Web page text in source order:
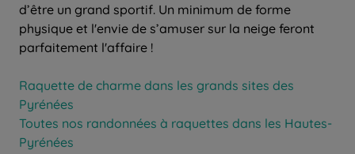
d’être un grand sportif. Un minimum de forme
physique et l'envie de s’amuser sur la neige feront
parfaitement l'affaire !
Raquette de charme dans les grands sites des
Pyrénées
Toutes nos randonnées à raquettes dans les Hautes-
Pyrénées